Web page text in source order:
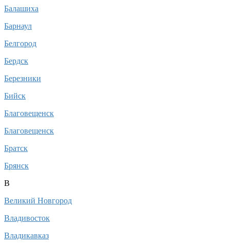
Балашиха
Барнаул
Белгород
Бердск
Березники
Бийск
Благовещенск
Благовещенск
Братск
Брянск
В
Великий Новгород
Владивосток
Владикавказ